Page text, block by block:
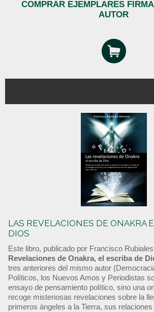
COMPRAR EJEMPLARES
AUTOR
LAS REVELACIONES DE ONAKRA
DIOS
Este libro, publicado por Francisco
Revelaciones de Onakra, el escriba de
tres anteriores del mismo autor
Políticos, los Nuevos Amos y Periodistas
ensayo de pensamiento político, sino una
recoge misteriosas revelaciones sobre la
primeros ángeles a la Tierra, sus